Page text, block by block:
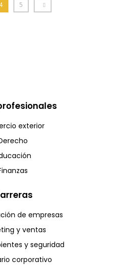
4 5
exterior
de empresas
y ventas
y seguridad
corporativo